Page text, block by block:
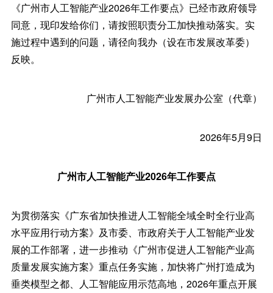
《广州市人工智能产业2026年工作要点》已经市政府领导
同意，现印发给你们，请按照职责分工加快推动落实。实
施过程中遇到的问题，请径向我办（设在市发展改革委）
反映。
广州市人工智能产业发展办公室（代章）
2026年5月9日
广州市人工智能产业2026年工作要点
为贯彻落实《广东省加快推进人工智能全域全时全行业高
水平应用行动方案》及市委、市政府关于人工智能产业发
展的工作部署，进一步推动《广州市促进人工智能产业高
质量发展实施方案》重点任务实施，加快将广州打造成为
垂类模型之都、人工智能应用示范高地，2026年重点开展